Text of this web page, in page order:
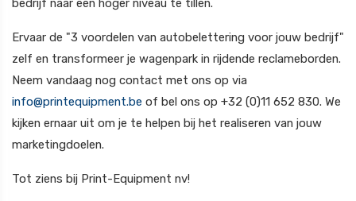
bedrijf naar een hoger niveau te tillen.
Ervaar de "3 voordelen van autobelettering voor jouw bedrijf"
zelf en transformeer je wagenpark in rijdende reclameborden.
Neem vandaag nog contact met ons op via
info@printequipment.be of bel ons op +32 (0)11 652 830. We
kijken ernaar uit om je te helpen bij het realiseren van jouw
marketingdoelen.
Tot ziens bij Print-Equipment nv!